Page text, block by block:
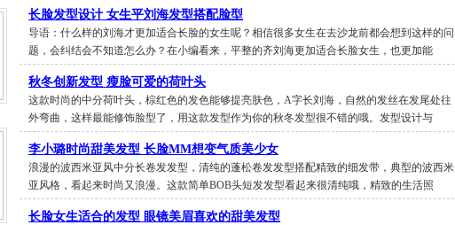
长脸发型设计 女生平刘海发型搭配脸型
导语：什么样的刘海才更加适合长脸的女生呢？相信很多女生在去沙龙前都会想到这样的问
题，会纠结会不知道怎么办？在小编看来，平整的齐刘海更加适合长脸女生，也更加能
秋冬创新发型 瘦脸可爱的荷叶头
这款时尚的中分荷叶头，棕红色的发色能够提亮肤色，A字长刘海，自然的发丝在发尾处往
外弯曲，这样最能修饰脸型了，用这款发型作为你的秋冬发型很不错的哦。发型设计与
李小璐时尚甜美发型 长脸MM想变气质美少女
浪漫的波西米亚风中分长卷发发型，清纯的蓬松卷发发型搭配精致的细发带，典型的波西米
亚风格，看起来时尚又浪漫。这款简单BOB头短发发型看起来很清纯哦，精致的生活照
长脸女生适合的发型 眼镜美眉喜欢的甜美发型